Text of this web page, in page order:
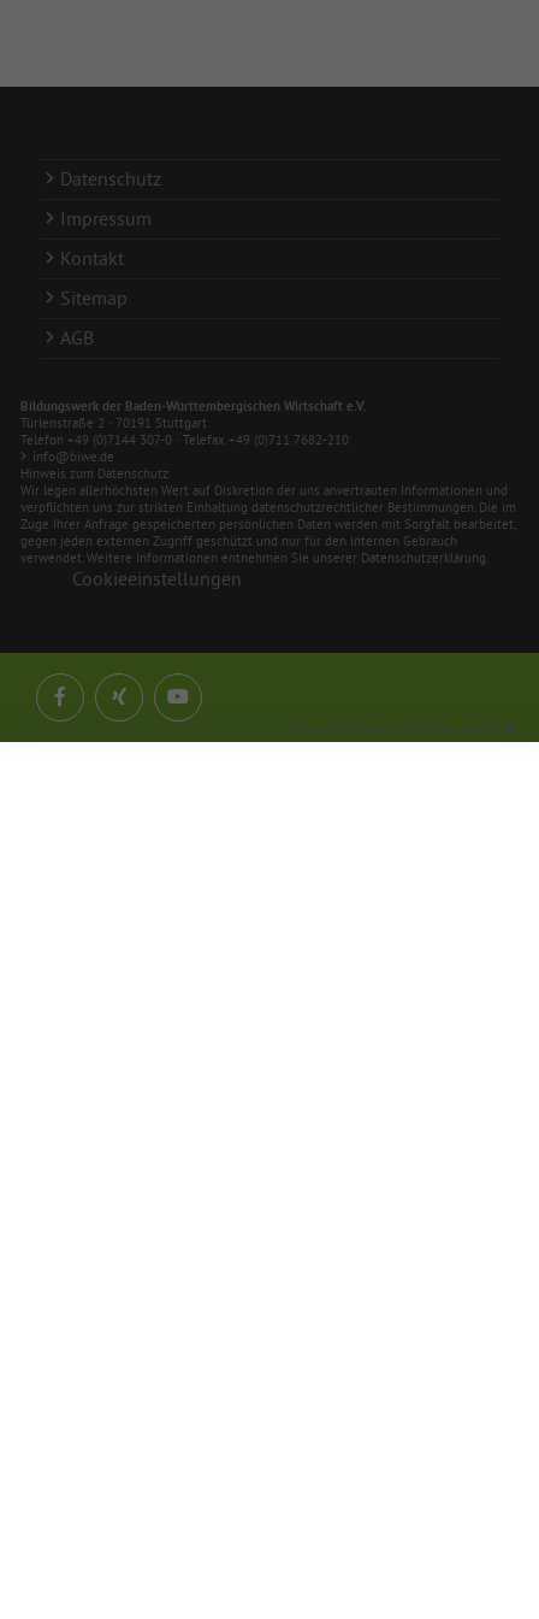
Datenschutz
Impressum
Kontakt
Sitemap
AGB
Bildungswerk der Baden-Württembergischen Wirtschaft e.V.
Türlenstraße 2 · 70191 Stuttgart
Telefon +49 (0)7144 307-0 · Telefax +49 (0)711 7682-210
info@biwe.de
Hinweis zum Datenschutz
Wir legen allerhöchsten Wert auf Diskretion der uns anvertrauten Informationen und
verpflichten uns zur strikten Einhaltung datenschutzrechtlicher Bestimmungen. Die im
Zuge Ihrer Anfrage gespeicherten persönlichen Daten werden mit Sorgfalt bearbeitet,
gegen jeden externen Zugriff geschützt und nur für den internen Gebrauch
verwendet. Weitere Informationen entnehmen Sie unserer Datenschutzerklärung.
Cookieeinstellungen
Powered by ecadia © 2026 ecadia GmbH